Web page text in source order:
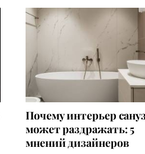
Почему интерьер
может раздражать: 5
мнений дизайнеров